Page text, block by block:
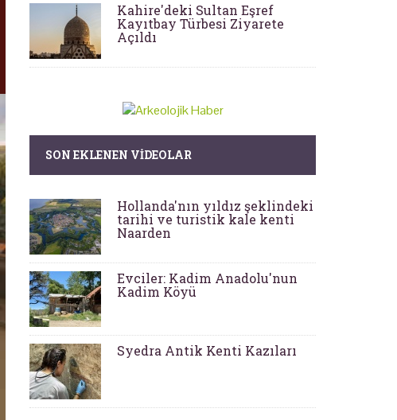
Kahire'deki Sultan Eşref
Kayıtbay Türbesi Ziyarete
Açıldı
SON EKLENEN VIDEOLAR
Hollanda'nın yıldız şeklindeki
tarihi ve turistik kale kenti
Naarden
Evciler: Kadim Anadolu'nun
Kadim Köyü
Syedra Antik Kenti Kazıları